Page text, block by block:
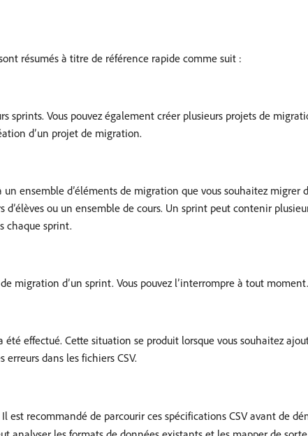
résumés à titre de référence rapide comme suit :
sprints. Vous pouvez également créer plusieurs projets de
d’un projet de migration.
ensemble d’éléments de migration que vous souhaitez migrer
ou un ensemble de cours. Un sprint peut contenir
chaque sprint.
migration d’un sprint. Vous pouvez l’interrompre à tout moment.
effectué. Cette situation se produit lorsque vous souhaitez
dans les fichiers CSV.
Il est recommandé de parcourir ces spécifications CSV avant de